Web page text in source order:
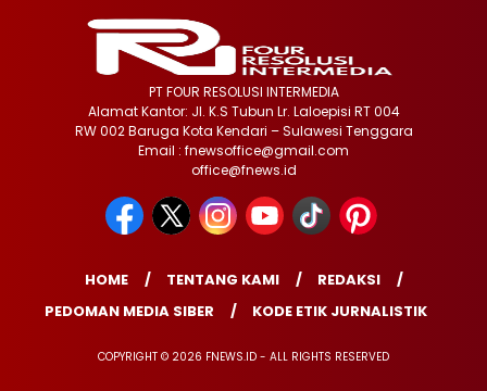
PT FOUR RESOLUSI INTERMEDIA
Alamat Kantor: Jl. K.S Tubun Lr. Laloepisi RT 004
RW 002 Baruga Kota Kendari – Sulawesi Tenggara
Email : fnewsoffice@gmail.com
office@fnews.id
HOME TENTANG KAMI
REDAKSI
PEDOMAN MEDIA SIBER
KODE ETIK JURNALISTIK
COPYRIGHT © 2026 FNEWS.ID - ALL RIGHTS RESERVED